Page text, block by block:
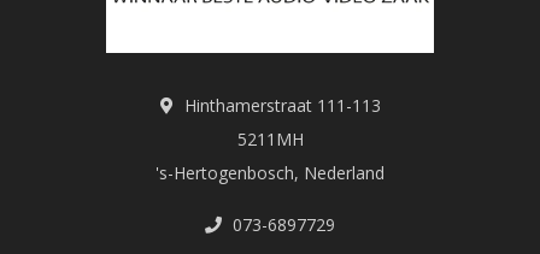
Hinthamerstraat 111-113
5211MH
's-Hertogenbosch, Nederland
073-6897729